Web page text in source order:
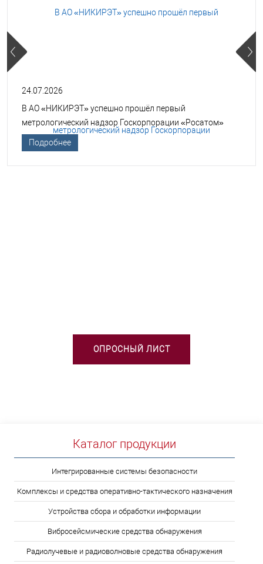
24.07.2026
В АО «НИКИРЭТ» успешно прошёл первый
метрологический надзор Госкорпорации «Росатом»
Подробнее
ОПРОСНЫЙ ЛИСТ
Каталог продукции
Интегрированные системы безопасности
Комплексы и средства оперативно-тактического назначения
Устройства сбора и обработки информации
Вибросейсмические средства обнаружения
Радиолучевые и радиоволновые средства обнаружения